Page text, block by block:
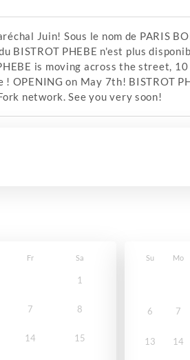
Juin! Sous le nom de PARIS
PHEBE n'est plus
is moving across the street,
OPENING on May 7th! BISTROT
network. See you very soon!
Fr Sa
1
7 8
14 15
Su Mo
6 7
13 14